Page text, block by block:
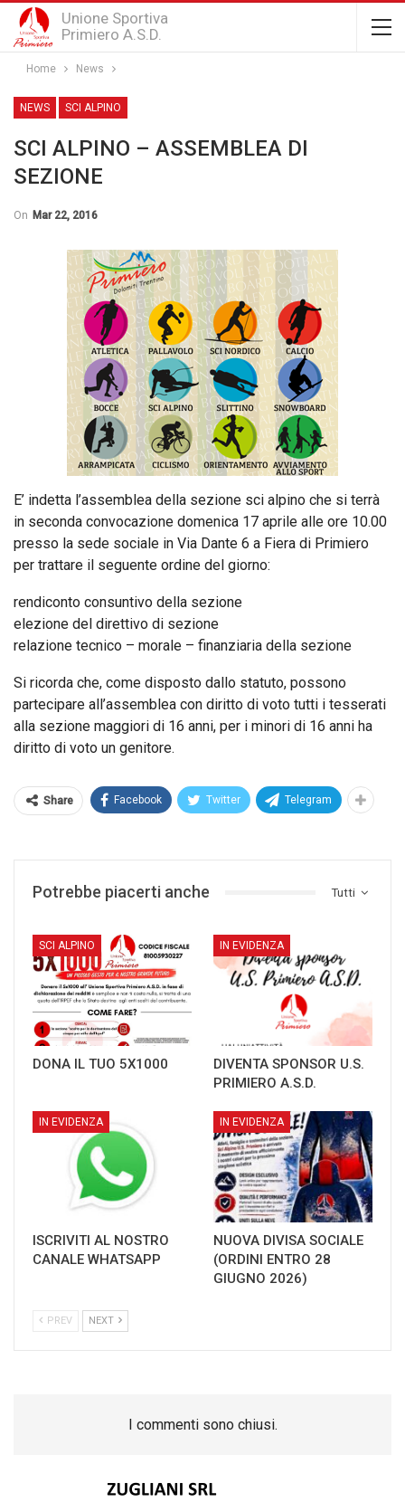
Unione Sportiva
Primiero A.S.D.
Home News
NEWS SCI ALPINO
SCI ALPINO – ASSEMBLEA DI
SEZIONE
On Mar 22, 2016
E’ indetta l’assemblea della sezione sci alpino che si terrà
in seconda convocazione domenica 17 aprile alle ore 10.00
presso la sede sociale in Via Dante 6 a Fiera di Primiero
per trattare il seguente ordine del giorno:
rendiconto consuntivo della sezione
elezione del direttivo di sezione
relazione tecnico – morale – finanziaria della sezione
Si ricorda che, come disposto dallo statuto, possono
partecipare all’assemblea con diritto di voto tutti i tesserati
alla sezione maggiori di 16 anni, per i minori di 16 anni ha
diritto di voto un genitore.
Share Facebook Twitter Telegram
Tutti
Potrebbe piacerti anche
SCI ALPINO
DONA IL TUO 5X1000
IN EVIDENZA
DIVENTA SPONSOR U.S.
PRIMIERO A.S.D.
IN EVIDENZA
ISCRIVITI AL NOSTRO
CANALE WHATSAPP
IN EVIDENZA
NUOVA DIVISA SOCIALE
(ORDINI ENTRO 28
GIUGNO 2026)
PREV NEXT
I commenti sono chiusi.